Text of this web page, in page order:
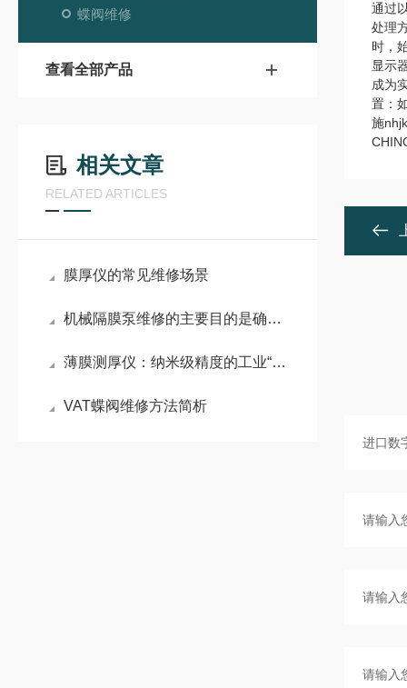
蝶阀维修
查看全部产品
相关文章
RELATED ARTICLES
膜厚仪的常见维修场景
机械隔膜泵维修的主要目的是确保泵的正常运行和延长其使用寿命
薄膜测厚仪：纳米级精度的工业“显微镜”
VAT蝶阀维修方法简析
通过
处理
时，
显示
成为
置：
施